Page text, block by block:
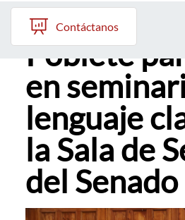
Quiénes somos
Estudiantes y Admisión
Postgrados y Formación Continua
Investigación y Biblioteca
Vinculación con el Medio y Alumni
Contáctanos
Profesora
Poblete
en
lenguaje
la Sala de
del Senado